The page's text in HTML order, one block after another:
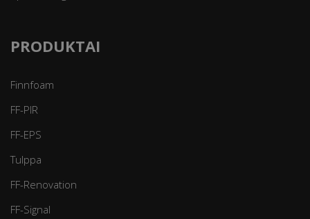
PRODUKTAI
Finnfoam
FF-PIR
FF-EPS
Tulppa
FF-Renovation
FF-Signal